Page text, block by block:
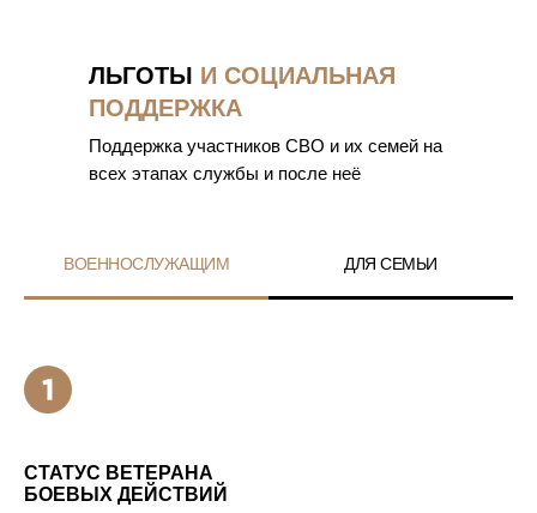
ЛЬГОТЫ И СОЦИАЛЬНАЯ
ПОДДЕРЖКА
Поддержка участников СВО и их семей на
всех этапах службы и после неё
ВОЕННОСЛУЖАЩИМ ДЛЯ СЕМЬИ
СТАТУС ВЕТЕРАНА
БОЕВЫХ ДЕЙСТВИЙ